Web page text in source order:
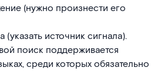
(нужно произнести его
(указать источник сигнала).
поиск поддерживается
среди которых обязательно